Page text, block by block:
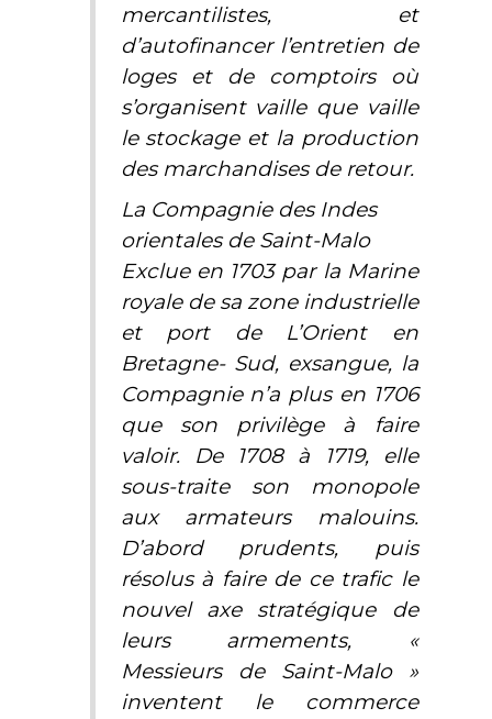
mercantilistes, et
d’autofinancer l’entretien de
loges et de comptoirs où
s’organisent vaille que vaille
le stockage et la production
des marchandises de retour.
La Compagnie des Indes
orientales de Saint-Malo
Exclue en 1703 par la Marine
royale de sa zone industrielle
et port de L’Orient en
Bretagne- Sud, exsangue, la
Compagnie n’a plus en 1706
que son privilège à faire
valoir. De 1708 à 1719, elle
sous-traite son monopole
aux armateurs malouins.
D’abord prudents, puis
résolus à faire de ce trafic le
nouvel axe stratégique de
leurs armements, «
Messieurs de Saint-Malo »
inventent le commerce